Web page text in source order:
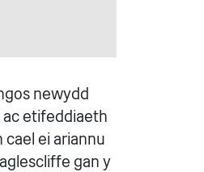
newydd
ac etifeddiaeth
ei ariannu
gan y